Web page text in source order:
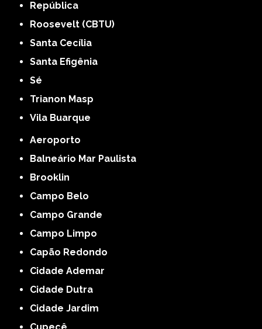
República
Roosevelt (CBTU)
Santa Cecília
Santa Efigênia
Sé
Trianon Masp
Vila Buarque
Aeroporto
Balneário Mar Paulista
Brooklin
Campo Belo
Campo Grande
Campo Limpo
Capão Redondo
Cidade Ademar
Cidade Dutra
Cidade Jardim